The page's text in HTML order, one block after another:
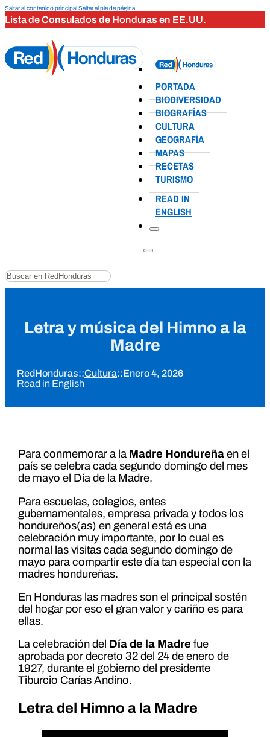
Saltar al contenido principalSaltar al pie de página
Lista de Consulados de Honduras en EE.UU.
PORTADA
BIODIVERSIDAD
BIOGRAFÍAS
CULTURA
GEOGRAFÍA
MAPAS
RECETAS
TURISMO
READ IN
ENGLISH
Buscar
Letra y música del Himno a la
Madre
RedHonduras::Cultura::Enero 4, 2026
Read in English
Para conmemorar a la Madre Hondureñaen el
país se celebra cada segundo domingo del mes
de mayo el Día de la Madre.
Para escuelas, colegios, entes
gubernamentales, empresa privada y todos los
hondureños(as) en general está es una
celebración muy importante, por lo cual es
normal las visitas cada segundo domingo de
mayo para compartir este día tan especial con la
madres hondureñas.
En Honduras las madres son el principal sostén
del hogar por eso el gran valor y cariño es para
ellas.
La celebración del Día de la Madre fue
aprobada por decreto 32 del 24 de enero de
1927, durante el gobierno del presidente
Tiburcio Carías Andino.
Letra del Himno a la Madre